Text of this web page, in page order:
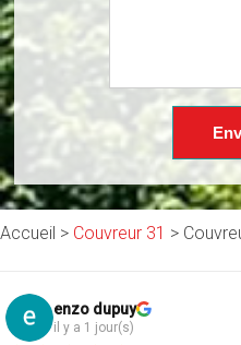
Accueil > Couvreur 31 >
roland hessmann
il y a 1 jour(s)